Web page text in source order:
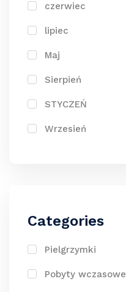
czerwiec
lipiec
Maj
Sierpień
STYCZEŃ
Wrzesień
Categories
Pielgrzymki
Pobyty wczasowe